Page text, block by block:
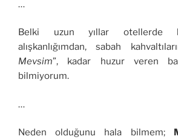
…
Belki uzun yıllar otellerde
alışkanlığımdan, sabah
Mevsim”, kadar huzur veren
bilmiyorum.
…
Neden olduğunu hala bilmem;